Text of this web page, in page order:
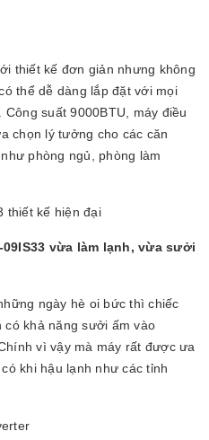
thiết kế đơn giản nhưng không
thể dễ dàng lắp đặt với mọi
suất 9000BTU, máy điều
chọn lý tưởng cho các căn
phòng ngủ, phòng làm
vừa làm lạnh, vừa sưởi
ngày hè oi bức thì chiếc
có khả năng sưởi ấm vào
vì vậy mà máy rất được ưa
khi hậu lạnh như các tỉnh